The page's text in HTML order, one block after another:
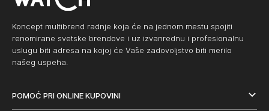
Koncept multibrend radnje koja će na jednom mestu spojiti
renomirane svetske brendove i uz izvanrednu i profesionalnu
uslugu biti adresa na kojoj će Vaše zadovoljstvo biti merilo
našeg uspeha.
POMOĆ PRI ONLINE KUPOVINI